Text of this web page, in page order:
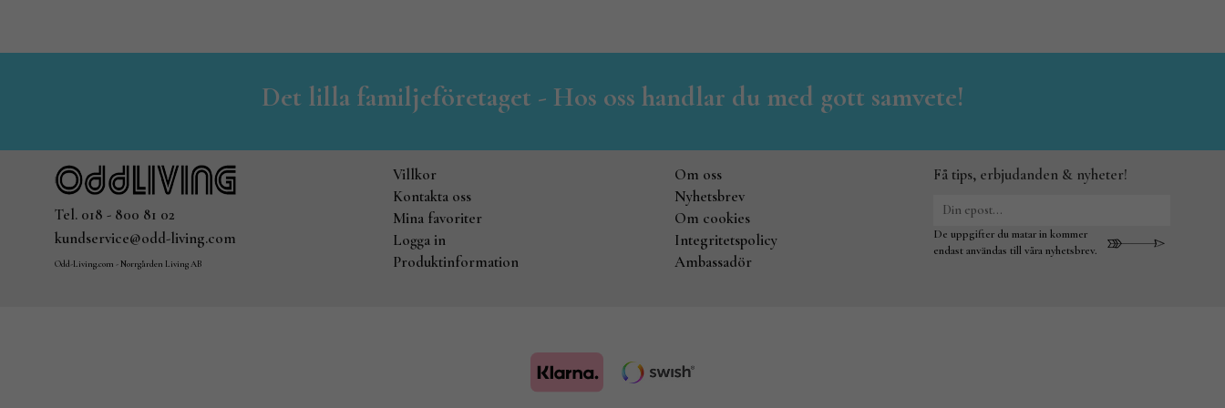
Det lilla familjeföretaget - Hos oss handlar du med gott samvete!
Tel. 018 - 800 81 02
kundservice@odd-living.com
Odd-Living.com - Norrgården Living AB
Villkor
Kontakta oss
Mina favoriter
Logga in
Produktinformation
Om oss
Nyhetsbrev
Om cookies
Integritetspolicy
Ambassadör
Få tips, erbjudanden & nyheter!
De uppgifter du matar in kommer
endast användas till våra nyhetsbrev.